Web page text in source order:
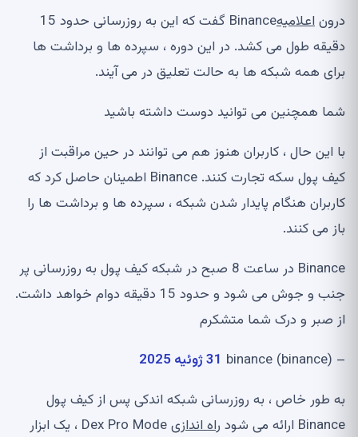
دروناعلامیه
Binance گفت که این به روزرسانی حدود 15
دقیقه طول می کشد. در این دوره ، سپرده ها و برداشت ها
برای همه شبکه ها به حالت تعلیق در می آیند.
شما همچنین می توانید دوست داشته باشید
با این حال ، کاربران هنوز هم می توانند در حین مراقبت از
کیف پول سکه تجارت کنند. Binance اطمینان حاصل کرد که
کاربران هنگام پایدار شدن شبکه ، سپرده ها و برداشت ها را
باز می کنند.
Binance در ساعت 8 صبح در شبکه کیف پول به روزرسانی پر
جنب و جوش می شود و حدود 15 دقیقه دوام خواهد داشت.
از صبر و درک شما متشکرم
– binance (binance)
31 ژوئیه 2025
به طور خاص ، به روزرسانی شبکه اندکی پس از کیف پول
Binance ارائه می شود
راه اندازی
Dex Pro Mode ، یک ابزار